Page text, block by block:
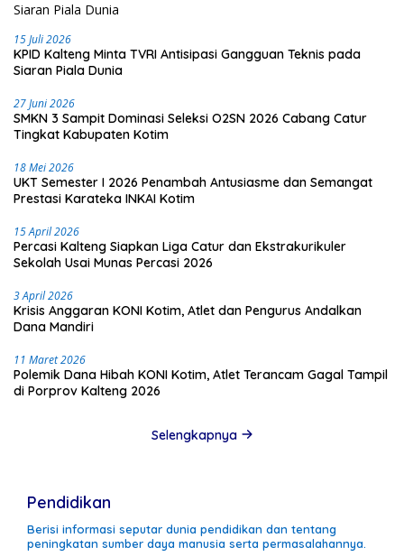
15 Juli 2026
KPID Kalteng Minta TVRI Antisipasi Gangguan Teknis pada
Siaran Piala Dunia
27 Juni 2026
SMKN 3 Sampit Dominasi Seleksi O2SN 2026 Cabang Catur
Tingkat Kabupaten Kotim
18 Mei 2026
UKT Semester I 2026 Penambah Antusiasme dan Semangat
Prestasi Karateka INKAI Kotim
15 April 2026
Percasi Kalteng Siapkan Liga Catur dan Ekstrakurikuler
Sekolah Usai Munas Percasi 2026
3 April 2026
Krisis Anggaran KONI Kotim, Atlet dan Pengurus Andalkan
Dana Mandiri
11 Maret 2026
Polemik Dana Hibah KONI Kotim, Atlet Terancam Gagal Tampil
di Porprov Kalteng 2026
Selengkapnya
Pendidikan
Berisi informasi seputar dunia pendidikan dan tentang
peningkatan sumber daya manusia serta permasalahannya.